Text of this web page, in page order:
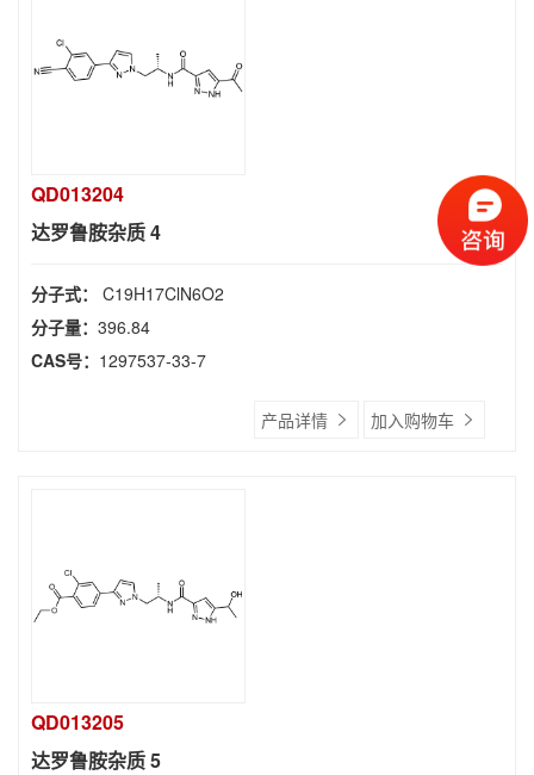
QD013204
达罗鲁胺杂质 4
分子式： C19H17ClN6O2
分子量： 396.84
CAS号： 1297537-33-7
产品详情 加入购物车
QD013205
达罗鲁胺杂质 5